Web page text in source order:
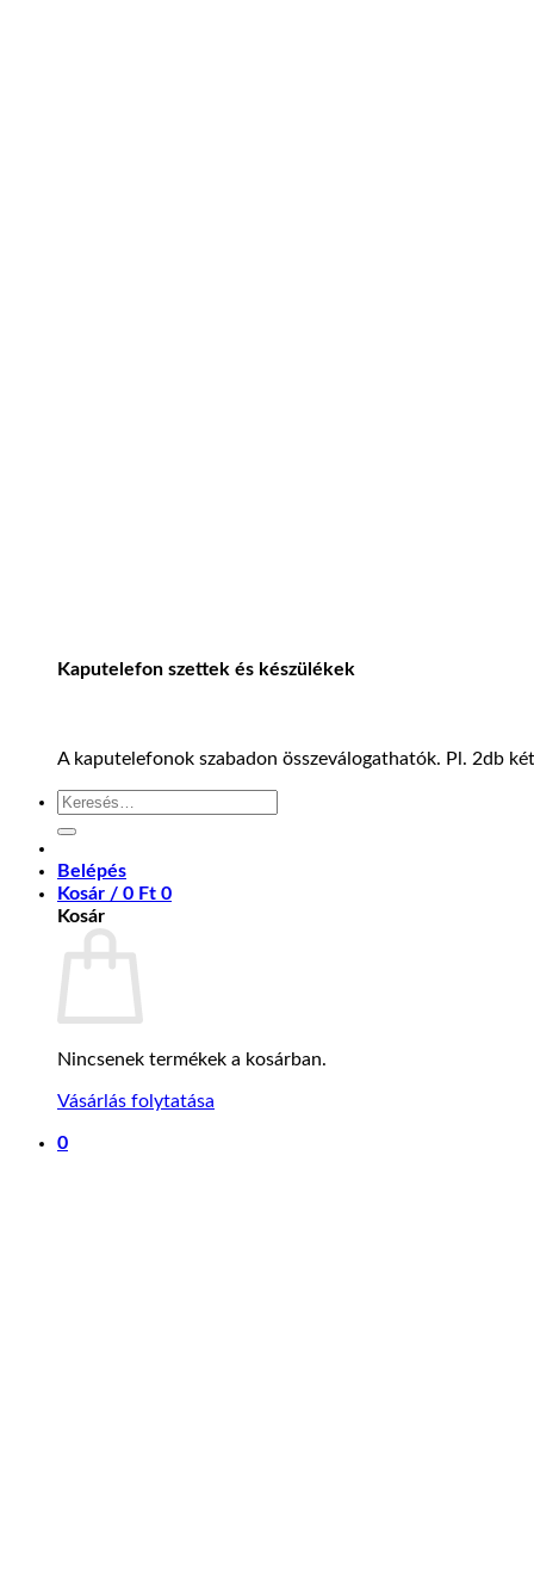
Kaputelefon szettek és készülékek
A kaputelefonok szabadon összeválogathatók. Pl. 2db
Keresés
Belépés
Kosár / 0 Ft 0
Kosár
Nincsenek termékek a kosárban.
Vásárlás folytatása
0